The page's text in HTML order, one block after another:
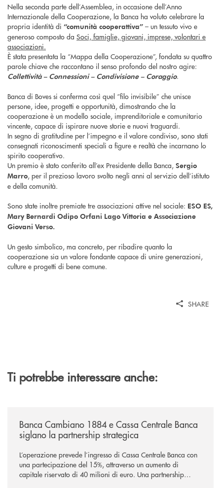
Nella seconda parte dell’Assemblea, in occasione dell’Anno
Internazionale della Cooperazione, la Banca ha voluto celebrare la
propria identità di “comunità cooperattiva” – un tessuto vivo e
generoso composto da Soci, famiglie, giovani, imprese, volontari e
associazioni.
È stata presentata la “Mappa della Cooperazione”, fondata su quattro
parole chiave che raccontano il senso profondo del nostro agire:
Collettività – Connessioni – Condivisione – Coraggio.
Banca di Boves si conferma così quel “filo invisibile” che unisce
persone, idee, progetti e opportunità, dimostrando che la
cooperazione è un modello sociale, imprenditoriale e comunitario
vincente, capace di ispirare nuove storie e nuovi traguardi.
In segno di gratitudine per l’impegno e il valore condiviso, sono stati
consegnati riconoscimenti speciali a figure e realtà che incarnano lo
spirito cooperativo.
Un premio è stato conferito all’ex Presidente della Banca, Sergio
Marro, per il prezioso lavoro svolto negli anni al servizio dell’istituto
e della comunità.
Sono state inoltre premiate tre associazioni attive nel sociale: ESO ES,
Mary Bernardi Odipo Orfani Lago Vittoria e Associazione
Giovani Verso.
Un gesto simbolico, ma concreto, per ribadire quanto la
cooperazione sia un valore fondante capace di unire generazioni,
culture e progetti di bene comune.
SHARE
Ti potrebbe interessare anche:
Banca Cambiano 1884 e Cassa Centrale Banca
siglano la partnership strategica
L’operazione prevede l’ingresso di Cassa Centrale Banca con
una partecipazione del 15%, attraverso un aumento di
capitale riservato di 40 milioni di euro. Una partnership